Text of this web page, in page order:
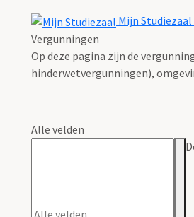
Mijn
Vergunningen
Op deze pagina zijn de
hinderwetvergunningen),
Alle velden